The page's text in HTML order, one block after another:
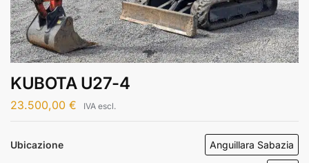
KUBOTA U27-4
23.500,00 € IVA escl.
Ubicazione Anguillara Sabazia